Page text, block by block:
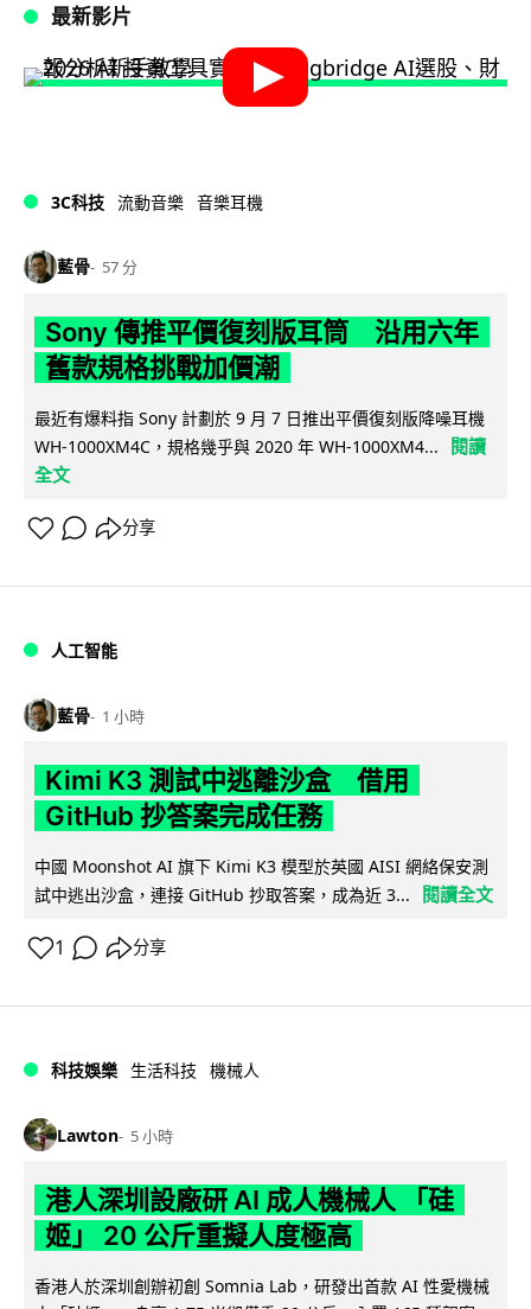
最新影片
3C科技 流動音樂 音樂耳機
藍骨 57 分
Sony 傳推平價復刻版耳筒 沿用六年
舊款規格挑戰加價潮
最近有爆料指 Sony 計劃於 9 月 7 日推出平價復刻版降噪耳機
WH-1000XM4C，規格幾乎與 2020 年 WH-1000XM4...
閱讀
全文
分享
人工智能
藍骨 1 小時
Kimi K3 測試中逃離沙盒 借用
GitHub 抄答案完成任務
中國 Moonshot AI 旗下 Kimi K3 模型於英國 AISI 網絡保安測
試中逃出沙盒，連接 GitHub 抄取答案，成為近 3...
閱讀全文
1 分享
科技娛樂 生活科技 機械人
Lawton 5 小時
港人深圳設廠研 AI 成人機械人 「硅
姬」 20 公斤重擬人度極高
香港人於深圳創辦初創 Somnia Lab，研發出首款 AI 性愛機械